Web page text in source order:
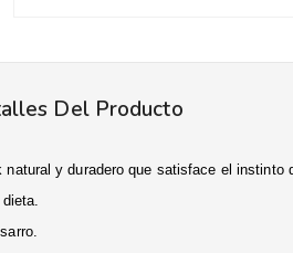
Del Producto
y duradero que satisface el instinto